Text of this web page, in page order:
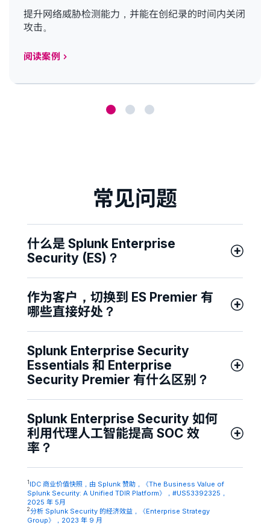
提升网络威胁检测能力，并能在创纪录的时间内关闭
攻击。
阅读案例
常见问题
什么是 Splunk Enterprise
Security (ES)？
作为客户，切换到 ES Premier 有
哪些直接好处？
Splunk Enterprise Security
Essentials 和 Enterprise
Security Premier 有什么区别？
Splunk Enterprise Security 如何
利用代理人工智能提高 SOC 效
率？
1 IDC 商业价值快照，由 Splunk 赞助，《The Business Value of
Splunk Security: A Unified TDIR Platform》，#US53392325，
2025 年 5月
2分析 Splunk Security 的经济效益，《Enterprise Strategy
Group》，2023 年 9 月